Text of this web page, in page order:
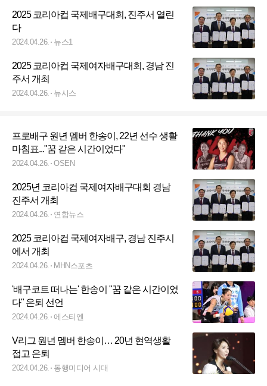
2025 코리아컵 국제배구대회, 진주서 열린
다
2024.04.26. 뉴스1
2025 코리아컵 국제여자배구대회, 경남 진
주서 개최
2024.04.26. 뉴시스
프로배구 원년 멤버 한송이, 22년 선수 생활
마침표..."꿈 같은 시간이었다"
2024.04.26. OSEN
2025년 코리아컵 국제여자배구대회 경남
진주서 개최
2024.04.26. 연합뉴스
2025 코리아컵 국제여자배구, 경남 진주시
에서 개최
2024.04.26. MHN스포츠
'배구코트 떠나는' 한송이 "꿈 같은 시간이었
다" 은퇴 선언
2024.04.26. 에스티엔
V리그 원년 멤버 한송이… 20년 현역생활
접고 은퇴
2024.04.26. 동행미디어 시대